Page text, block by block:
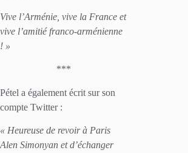
Vive l’Arménie, vive la France et
vive l’amitié franco-arménienne
! »
***
Pétel a également écrit sur son
compte Twitter :
« Heureuse de revoir à Paris
Alen Simonyan et d’échanger